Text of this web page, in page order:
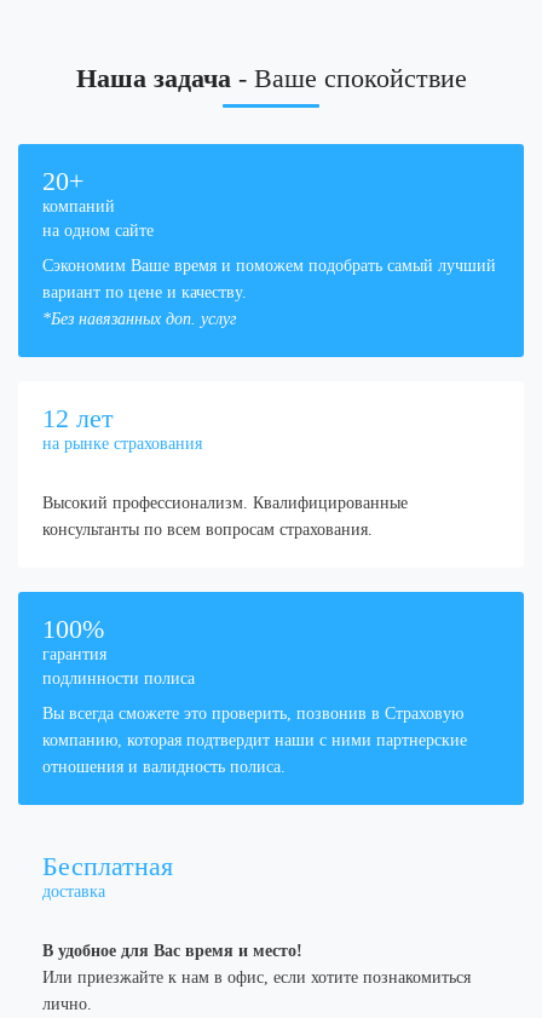
Наша задача- Ваше спокойствие
20+
компаний
на одном сайте
Сэкономим Ваше время и поможем подобрать самый лучший
вариант по цене и качеству.
*Без навязанных доп. услуг
12 лет
на рынке страхования
Высокий профессионализм. Квалифицированные
консультанты по всем вопросам страхования.
100%
гарантия
подлинности полиса
Вы всегда сможете это проверить, позвонив в Страховую
компанию, которая подтвердит наши с ними партнерские
отношения и валидность полиса.
Бесплатная
доставка
В удобное для Вас время и место!
Или приезжайте к нам в офис, если хотите познакомиться
лично.